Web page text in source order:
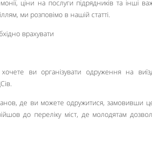
ціни на послуги підрядників та інші
ми розповімо в нашій статті.
ви організувати одруження на
де ви можете одружитися, замовивши
до переліку міст, де молодятам